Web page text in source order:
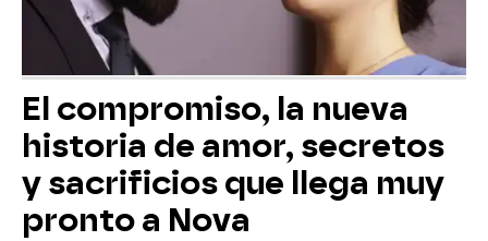
El compromiso, la nueva
historia de amor, secretos
y sacrificios que llega muy
pronto a Nova